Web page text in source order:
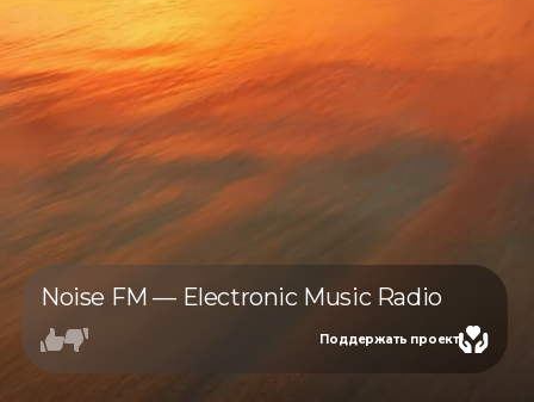
Noise FM — Electronic Music Radio
Поддержать проект